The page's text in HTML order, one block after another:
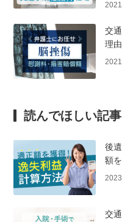
交
理
読んでほしい記事
後
額
交